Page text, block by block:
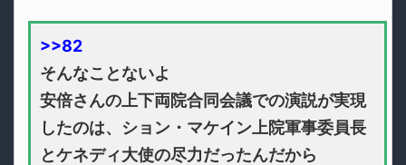
>>82
そんなことないよ
安倍さんの上下両院合同会議での演説が実現
したのは、ション・マケイン上院軍事委員長
とケネディ大使の尽力だったんだから